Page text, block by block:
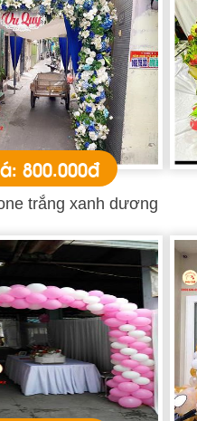
800.000đ
trắng xanh dương